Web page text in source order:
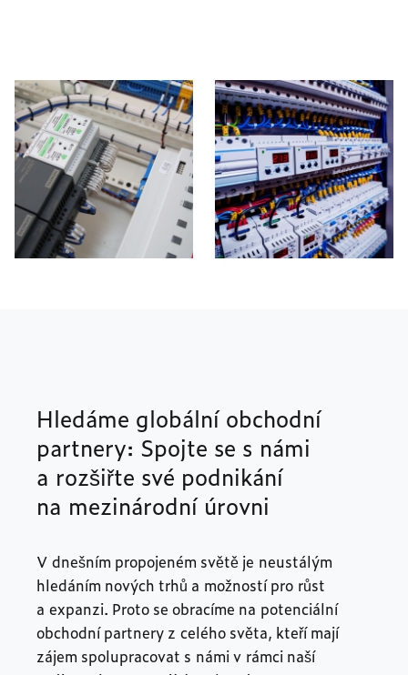
Hledáme globální obchodní
partnery: Spojte se s námi
a rozšiřte své podnikání
na mezinárodní úrovni
V dnešním propojeném světě je neustálým
hledáním nových trhů a možností pro růst
a expanzi. Proto se obracíme na potenciální
obchodní partnery z celého světa, kteří mají
zájem spolupracovat s námi v rámci naší